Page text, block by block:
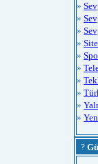
»
»
»
»
»
»
»
»
»
»
?